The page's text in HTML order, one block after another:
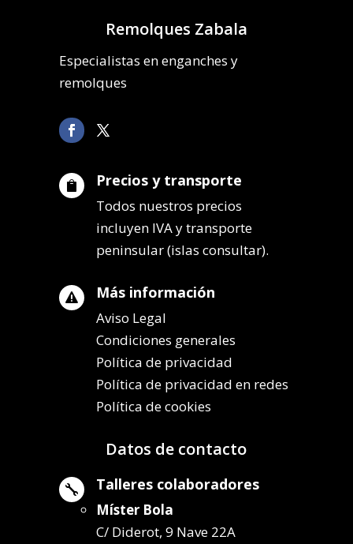
Remolques Zabala
Especialistas en enganches y
remolques
 Precios y transporte
Todos nuestros precios
incluyen IVA y transporte
peninsular (islas consultar).
 Más información
Aviso Legal
Condiciones generales
Política de privacidad
Política de privacidad en redes
Política de cookies
Datos de contacto
 Talleres colaboradores
Míster Bola
C/ Diderot, 9 Nave 22A